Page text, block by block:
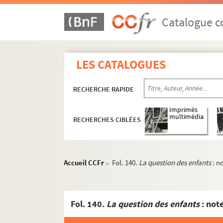
Catalogue
LES CATALOGUES
RECHERCHE RAPIDE
RECHERCHES CIBLÉES
Imprimés
multimédia
Accueil CCFr > Fol. 140. La question des enfants:
Fol. 140. La question des enfants:
Souvenirs et textes historiques